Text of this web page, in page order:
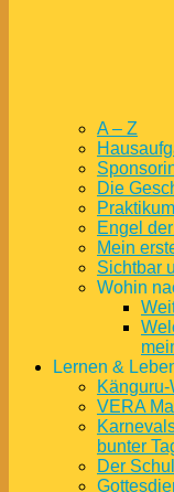
A – Z
Die
Praktikum
Engel
Mein
Sichtbar
Wohin
Lernen &
VERA
bunter
Der